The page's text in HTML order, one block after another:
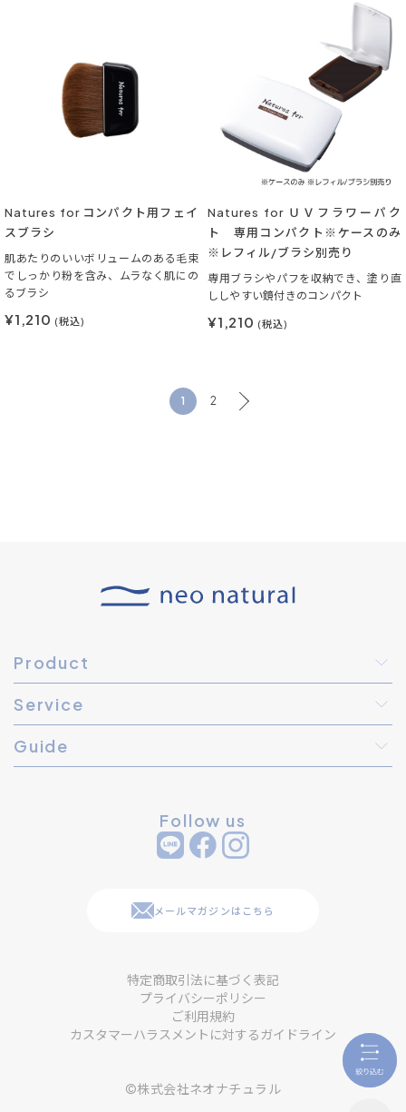
Natures for コンパクト用フェイ
スブラシ
肌あたりのいいボリュームのある毛束
でしっかり粉を含み、ムラなく肌にの
るブラシ
¥1,210 (税込)
Natures for ＵＶフラワーパク
ト 専用コンパクト※ケースのみ
※レフィル/ブラシ別売り
専用ブラシやパフを収納でき、塗り直
ししやすい鏡付きのコンパクト
¥1,210 (税込)
1 2
Product
Service
Guide
Follow us
メールマガジンはこちら
特定商取引法に基づく表記
プライバシーポリシー
ご利用規約
カスタマーハラスメントに対するガイドライン
©株式会社ネオナチュラル